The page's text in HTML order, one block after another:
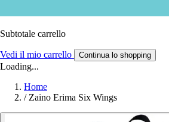
Subtotale carrello
Vedi il mio carrello Continua lo shopping
Loading...
Home
/ Zaino Erima Six Wings